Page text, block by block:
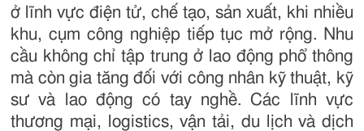
ở lĩnh vực điện tử, chế tạo, sản xuất, khi nhiều
khu, cụm công nghiệp tiếp tục mở rộng. Nhu
cầu không chỉ tập trung ở lao động phổ thông
mà còn gia tăng đối với công nhân kỹ thuật, kỹ
sư và lao động có tay nghề. Các lĩnh vực
thương mại, logistics, vận tải, du lịch và dịch